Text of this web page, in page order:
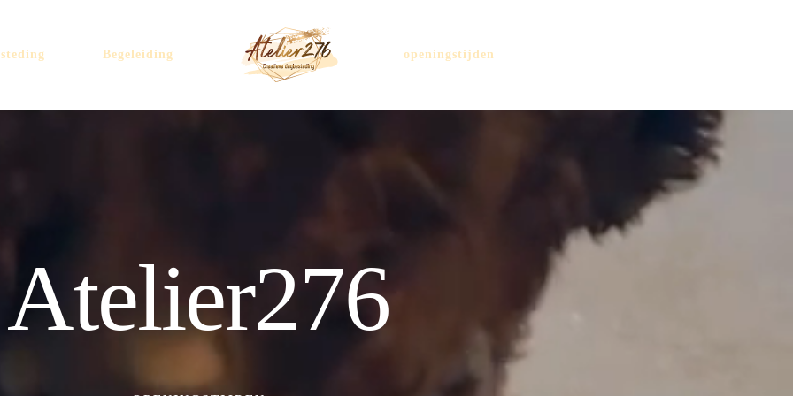
Begeleiding openingstijden
Atelier276